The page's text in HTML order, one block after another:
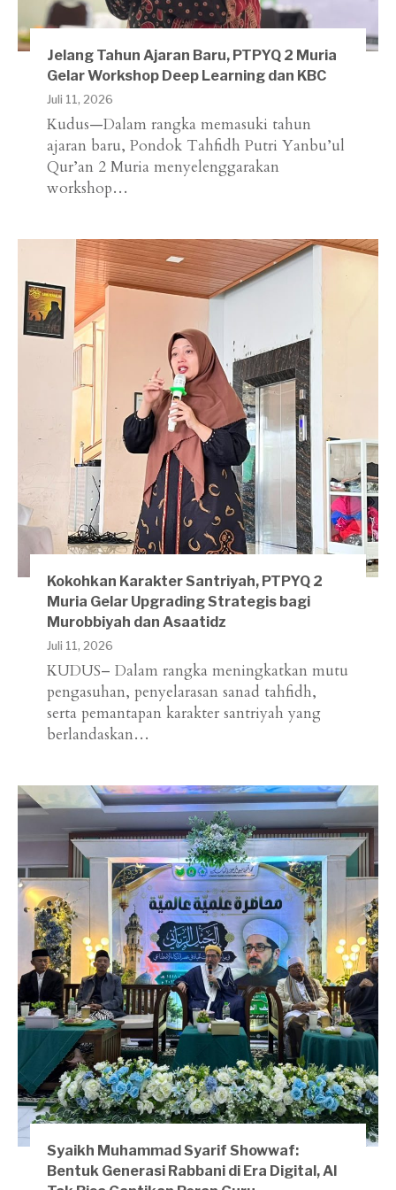
Jelang Tahun Ajaran Baru, PTPYQ 2 Muria
Gelar Workshop Deep Learning dan KBC
Juli 11, 2026
Kudus—Dalam rangka memasuki tahun
ajaran baru, Pondok Tahfidh Putri Yanbu’ul
Qur’an 2 Muria menyelenggarakan
workshop…
Kokohkan Karakter Santriyah, PTPYQ 2
Muria Gelar Upgrading Strategis bagi
Murobbiyah dan Asaatidz
Juli 11, 2026
KUDUS– Dalam rangka meningkatkan mutu
pengasuhan, penyelarasan sanad tahfidh,
serta pemantapan karakter santriyah yang
berlandaskan…
Syaikh Muhammad Syarif Showwaf:
Bentuk Generasi Rabbani di Era Digital, AI